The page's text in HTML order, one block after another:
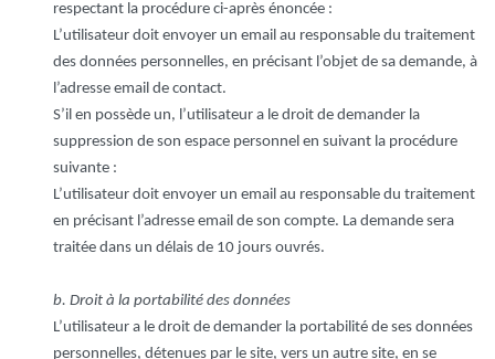
respectant la procédure ci-après énoncée :
L’utilisateur doit envoyer un email au responsable du traitement
des données personnelles, en précisant l’objet de sa demande, à
l’adresse email de contact.
S’il en possède un, l’utilisateur a le droit de demander la
suppression de son espace personnel en suivant la procédure
suivante :
L’utilisateur doit envoyer un email au responsable du traitement
en précisant l’adresse email de son compte. La demande sera
traitée dans un délais de 10 jours ouvrés.
b. Droit à la portabilité des données
L’utilisateur a le droit de demander la portabilité de ses données
personnelles, détenues par le site, vers un autre site, en se